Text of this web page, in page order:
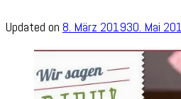
Updated on 8. März 201930. Mai